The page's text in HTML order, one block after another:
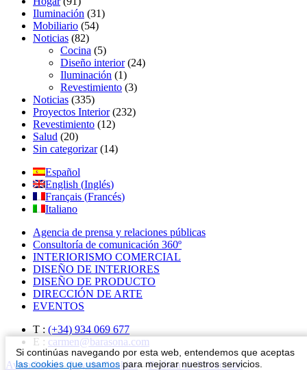
Iluminación (31)
Mobiliario (54)
Noticias (82)
Cocina (5)
Diseño interior(24)
Iluminación (1)
Revestimiento (3)
Noticias (335)
Proyectos Interior(232)
Revestimiento (12)
Salud (20)
Sin categorizar(14)
Español
English (Inglés)
Français (Francés)
Italiano
Agencia de prensa y relaciones públicas
Consultoría de comunicación 360º
INTERIORISMO COMERCIAL
DISEÑO DE INTERIORES
DISEÑO DE PRODUCTO
DIRECCIÓN DE ARTE
EVENTOS
T : (+34) 934 069 677
E : carmen@barasona.com
Aviso Legal–Ley de Cookies–Política de Privacidad
Si continúas navegando por esta web, entendemos que aceptas
las cookies que usamospara mejorar nuestros servicios.